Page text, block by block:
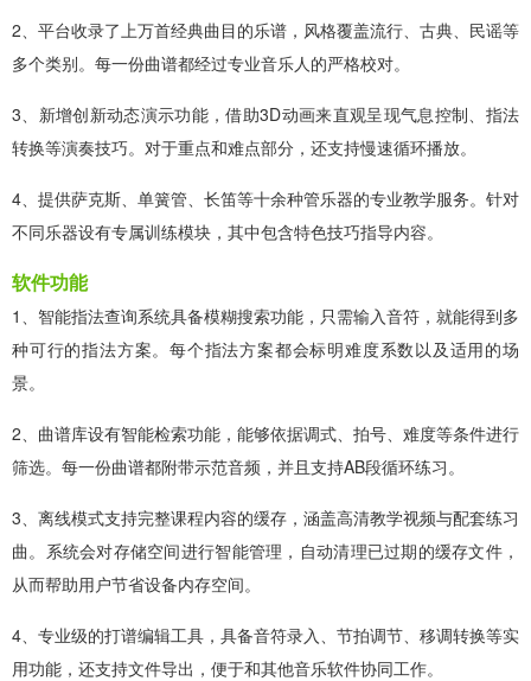
2、平台收录了上万首经典曲目的乐谱，风格覆盖流行、古典、民谣等
多个类别。每一份曲谱都经过专业音乐人的严格校对。
3、新增创新动态演示功能，借助3D动画来直观呈现气息控制、指法
转换等演奏技巧。对于重点和难点部分，还支持慢速循环播放。
4、提供萨克斯、单簧管、长笛等十余种管乐器的专业教学服务。针对
不同乐器设有专属训练模块，其中包含特色技巧指导内容。
软件功能
1、智能指法查询系统具备模糊搜索功能，只需输入音符，就能得到多
种可行的指法方案。每个指法方案都会标明难度系数以及适用的场
景。
2、曲谱库设有智能检索功能，能够依据调式、拍号、难度等条件进行
筛选。每一份曲谱都附带示范音频，并且支持AB段循环练习。
3、离线模式支持完整课程内容的缓存，涵盖高清教学视频与配套练习
曲。系统会对存储空间进行智能管理，自动清理已过期的缓存文件，
从而帮助用户节省设备内存空间。
4、专业级的打谱编辑工具，具备音符录入、节拍调节、移调转换等实
用功能，还支持文件导出，便于和其他音乐软件协同工作。